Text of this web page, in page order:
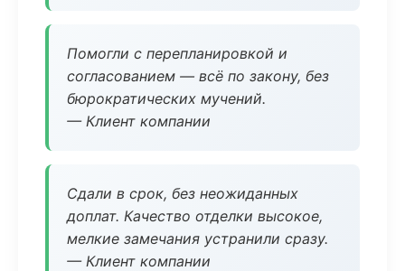
Помогли с перепланировкой и
согласованием — всё по закону, без
бюрократических мучений.
— Клиент компании
Сдали в срок, без неожиданных
доплат. Качество отделки высокое,
мелкие замечания устранили сразу.
— Клиент компании